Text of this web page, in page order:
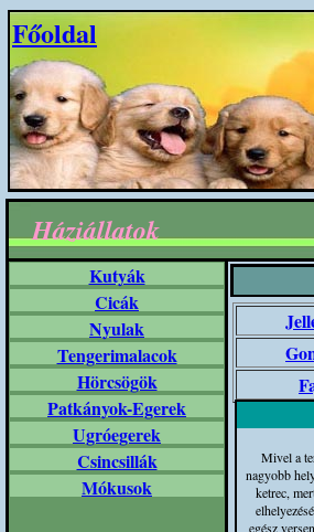
Kutyák
Nyulak
Hörcsögök
Tengerimalacok
Patkányok-Egerek
Ugróegerek
Csincsillák
Mókusok
Háziállatok
Cicák
Főoldal
Mivel a
nagyobb
ketrec,
egész